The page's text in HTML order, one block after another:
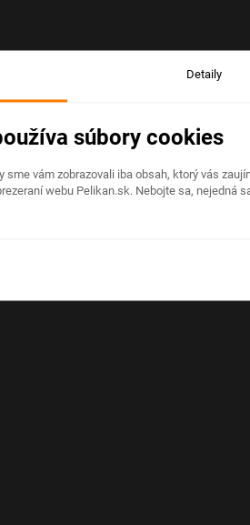
Na stránke nastala
Detaily
súbory cookies
sme vám zobrazovali iba obsah, ktorý vás
webu Pelikan.sk. Nebojte sa, nejedná